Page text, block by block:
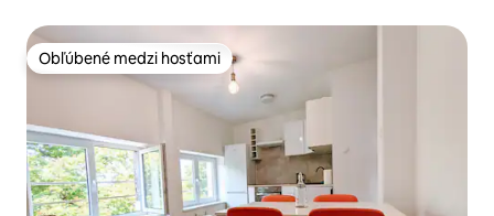
Obľúbené medzi hosťami
Obľúbené medzi hosťami